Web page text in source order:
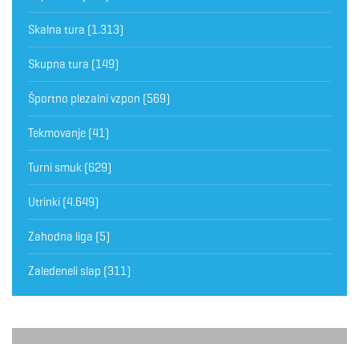
Skalna tura (1.313)
Skupna tura (149)
Športno plezalni vzpon (569)
Tekmovanje (41)
Turni smuk (629)
Utrinki (4.649)
Zahodna liga (5)
Zaledeneli slap (311)